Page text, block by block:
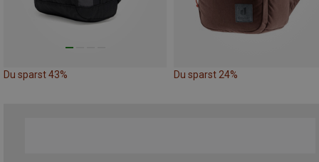
Du sparst 43% Du sparst 24%